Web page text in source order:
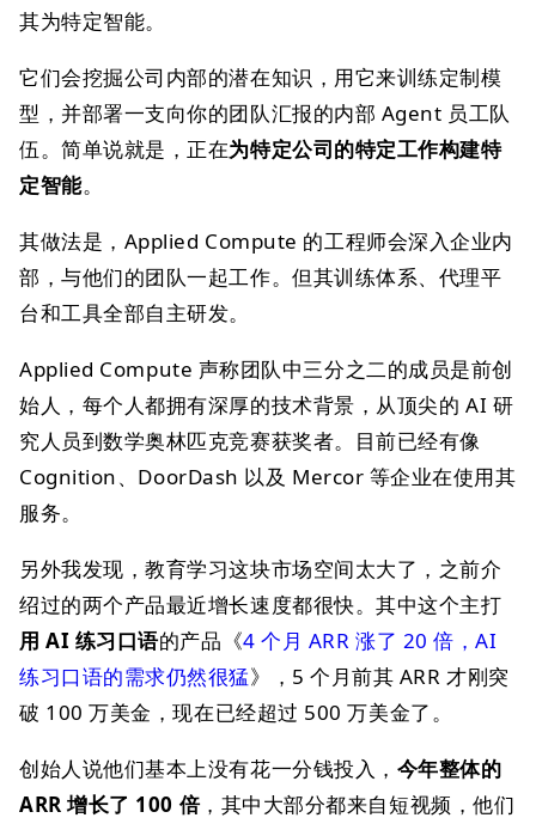
其为特定智能。
它们会挖掘公司内部的潜在知识，用它来训练定制模
型，并部署一支向你的团队汇报的内部 Agent 员工队
伍。简单说就是，正在为特定公司的特定工作构建特
定智能。
其做法是，Applied Compute 的工程师会深入企业内
部，与他们的团队一起工作。但其训练体系、代理平
台和工具全部自主研发。
Applied Compute 声称团队中三分之二的成员是前创
始人，每个人都拥有深厚的技术背景，从顶尖的 AI 研
究人员到数学奥林匹克竞赛获奖者。目前已经有像
Cognition、DoorDash 以及 Mercor 等企业在使用其
服务。
另外我发现，教育学习这块市场空间太大了，之前介
绍过的两个产品最近增长速度都很快。其中这个主打
用 AI 练习口语的产品《4 个月 ARR 涨了 20 倍，AI
练习口语的需求仍然很猛》，5 个月前其 ARR 才刚突
破 100 万美金，现在已经超过 500 万美金了。
创始人说他们基本上没有花一分钱投入， 今年整体的
ARR 增长了 100 倍，其中大部分都来自短视频，他们